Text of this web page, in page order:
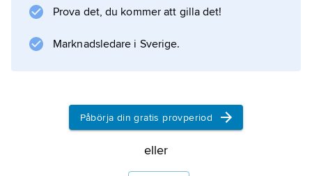
50 km, och avgränsat mot höglandet genom
påfallande rak, endast med en djupare
Prova det, du kommer att gilla det!
Marknadsledare i Sverige.
Påbörja din gratis provperiod
eller